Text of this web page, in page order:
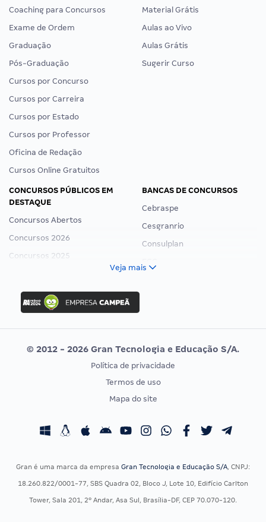
Coaching para Concursos
Exame de Ordem
Graduação
Pós-Graduação
Cursos por Concurso
Cursos por Carreira
Cursos por Estado
Cursos por Professor
Oficina de Redação
Cursos Online Gratuitos
Material Grátis
Aulas ao Vivo
Aulas Grátis
Sugerir Curso
CONCURSOS PÚBLICOS EM
DESTAQUE
Concursos Abertos
Concursos 2026
Concursos 2025
Concurso Ibama
Concurso MPU
Editais publicados
BANCAS DE CONCURSOS
Cebraspe
Cesgranrio
Consulplan
Vunesp
CONCURSOS POR PROFISSÃO
Concursos Fiscais
Concursos Saúde
EXAME DE ORDEM
Calendário OAB
Veja mais
© 2012 - 2026 Gran Tecnologia e Educação S/A.
Política de privacidade
Termos de uso
Mapa do site
Gran é uma marca da empresa Gran Tecnologia e Educação S/A, CNPJ:
18.260.822/0001-77, SBS Quadra 02, Bloco J, Lote 10, Edifício Carlton
Tower, Sala 201, 2º Andar, Asa Sul, Brasília-DF, CEP 70.070-120.